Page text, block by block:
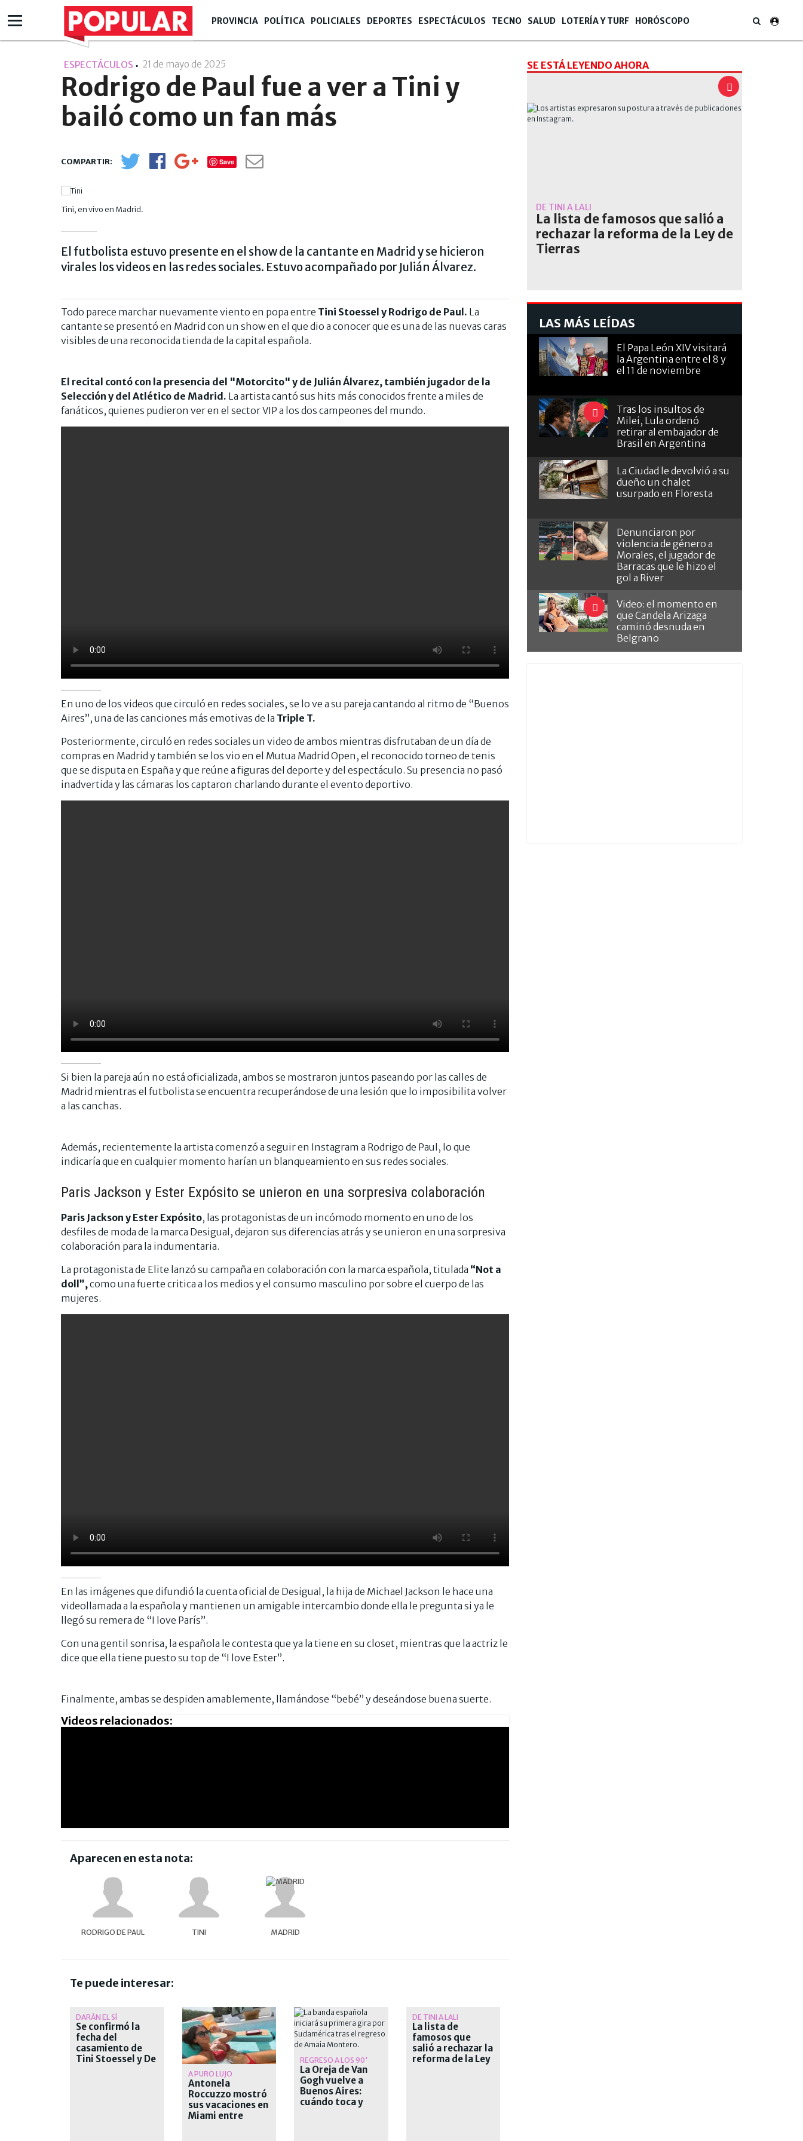
PROVINCIA POLÍTICA POLICIALES DEPORTES ESPECTÁCULOS TECNO SALUD LOTERÍA Y TURF HORÓSCOPO
ESPECTÁCULOS 21 de mayo de 2025
Rodrigo de Paul fue a ver a Tini y
bailó como un fan más
Save
Tini, en vivo en Madrid.
El futbolista estuvo presente en el show de la cantante en Madrid y se hicieron
virales los videos en las redes sociales. Estuvo acompañado por Julián Álvarez.
Todo parece marchar nuevamente viento en popa entre Tini Stoessel y Rodrigo de Paul. La
cantante se presentó en Madrid con un show en el que dio a conocer que es una de las nuevas caras
visibles de una reconocida tienda de la capital española.
El recital contó con la presencia del "Motorcito" y de Julián Álvarez, también jugador de la
Selección y del Atlético de Madrid. La artista cantó sus hits más conocidos frente a miles de
fanáticos, quienes pudieron ver en el sector VIP a los dos campeones del mundo.
En uno de los videos que circuló en redes sociales, se lo ve a su pareja cantando al ritmo de “Buenos
Aires”, una de las canciones más emotivas de la Triple T.
Posteriormente, circuló en redes sociales un video de ambos mientras disfrutaban de un día de
compras en Madrid y también se los vio en el Mutua Madrid Open, el reconocido torneo de tenis
que se disputa en España y que reúne a figuras del deporte y del espectáculo. Su presencia no pasó
inadvertida y las cámaras los captaron charlando durante el evento deportivo.
Si bien la pareja aún no está oficializada, ambos se mostraron juntos paseando por las calles de
Madrid mientras el futbolista se encuentra recuperándose de una lesión que lo imposibilita volver
a las canchas.
Además, recientemente la artista comenzó a seguir en Instagram a Rodrigo de Paul, lo que
indicaría que en cualquier momento harían un blanqueamiento en sus redes sociales.
Paris Jackson y Ester Expósito se unieron en una sorpresiva colaboración
Paris Jackson y Ester Expósito, las protagonistas de un incómodo momento en uno de los
desfiles de moda de la marca Desigual, dejaron sus diferencias atrás y se unieron en una sorpresiva
colaboración para la indumentaria.
La protagonista de Elite lanzó su campaña en colaboración con la marca española, titulada “Not a
doll”,como una fuerte critica a los medios y el consumo masculino por sobre el cuerpo de las
mujeres.
En las imágenes que difundió la cuenta oficial de Desigual, la hija de Michael Jackson le hace una
videollamada a la española y mantienen un amigable intercambio donde ella le pregunta si ya le
llegó su remera de “I love París”.
Con una gentil sonrisa, la española le contesta que ya la tiene en su closet, mientras que la actriz le
dice que ella tiene puesto su top de “I love Ester”.
Finalmente, ambas se despiden amablemente, llamándose “bebé” y deseándose buena suerte.
Videos relacionados:
Aparecen en esta nota:
RODRIGO DE PAUL TINI MADRID
Te puede interesar:
DARÁN EL SÍ
Se confirmó la
fecha del
casamiento de
Tini Stoessel y De
A PURO LUJO
Antonela
Roccuzzo mostró
sus vacaciones en
Miami entre
REGRESO A LOS 90'
La Oreja de Van
Gogh vuelve a
Buenos Aires:
cuándo toca y
DE TINI A LALI
La lista de
famosos que
salió a rechazar la
reforma de la Ley
SE ESTÁ LEYENDO AHORA
DE TINI A LALI
La lista de famosos que salió a
rechazar la reforma de la Ley de
Tierras
LAS MÁS LEÍDAS
El Papa León XIV visitará
la Argentina entre el 8 y
el 11 de noviembre
Tras los insultos de
Milei, Lula ordenó
retirar al embajador de
Brasil en Argentina
La Ciudad le devolvió a su
dueño un chalet
usurpado en Floresta
Denunciaron por
violencia de género a
Morales, el jugador de
Barracas que le hizo el
gol a River
Video: el momento en
que Candela Arizaga
caminó desnuda en
Belgrano